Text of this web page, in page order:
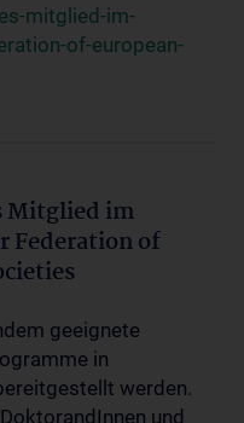
mitglied-im-
of-european-
Mitglied im
Federation of
geeignete
in
werden.
und